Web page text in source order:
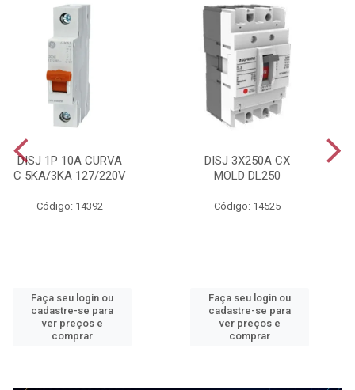
DISJ 1P 10A CURVA
C 5KA/3KA 127/220V
Código: 14392
Faça seu login ou
cadastre-se para
ver preços e
comprar
DISJ 3X250A CX
MOLD DL250
Código: 14525
Faça seu login ou
cadastre-se para
ver preços e
comprar